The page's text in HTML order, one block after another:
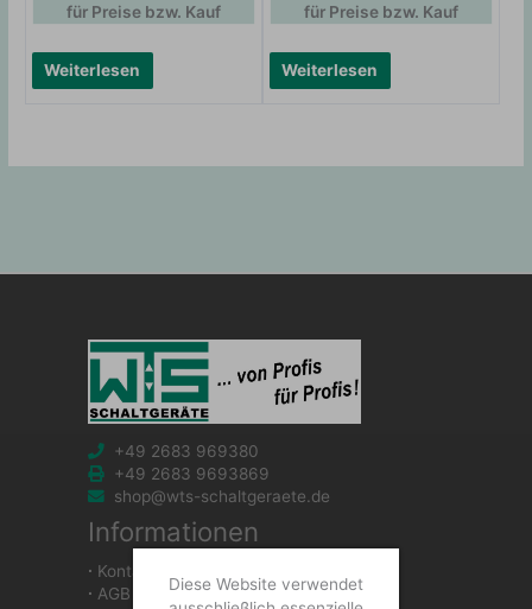
Weiterlesen
für Preise bzw. Kauf
Weiterlesen
für Preise bzw. Kauf
+49 2683 969380
+49 2683 9693869
shop@wts-schaltgeraete.de
Informationen
∙ Kontakt
∙ AGB
Diese Website verwendet